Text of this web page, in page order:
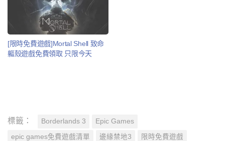
[限時免費遊戲]Mortal Shell 致命
軀殼遊戲免費領取 只限今天
標籤： Borderlands 3 Epic Games
epic games免費遊戲清單 邊緣禁地3 限時免費遊戲